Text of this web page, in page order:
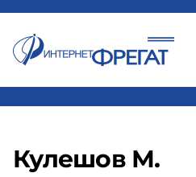
Кулешов М.